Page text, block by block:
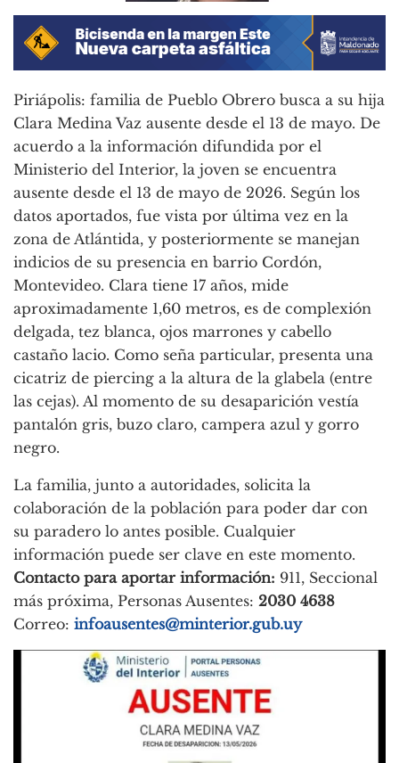
Piriápolis: familia de Pueblo Obrero busca a su hija
Clara Medina Vaz ausente desde el 13 de mayo. De
acuerdo a la información difundida por el
Ministerio del Interior, la joven se encuentra
ausente desde el 13 de mayo de 2026. Según los
datos aportados, fue vista por última vez en la
zona de Atlántida, y posteriormente se manejan
indicios de su presencia en barrio Cordón,
Montevideo. Clara tiene 17 años, mide
aproximadamente 1,60 metros, es de complexión
delgada, tez blanca, ojos marrones y cabello
castaño lacio. Como seña particular, presenta una
cicatriz de piercing a la altura de la glabela (entre
las cejas). Al momento de su desaparición vestía
pantalón gris, buzo claro, campera azul y gorro
negro.
La familia, junto a autoridades, solicita la
colaboración de la población para poder dar con
su paradero lo antes posible. Cualquier
información puede ser clave en este momento.
Contacto para aportar información: 911, Seccional
más próxima, Personas Ausentes: 2030 4638
Correo: infoausentes@minterior.gub.uy